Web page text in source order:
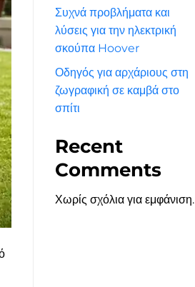
Συχνά προβλήματα και
λύσεις για την ηλεκτρική
σκούπα Hoover
Οδηγός για αρχάριους στη
ζωγραφική σε καμβά στο
σπίτι
Recent
Comments
Χωρίς σχόλια για εμφάνιση.